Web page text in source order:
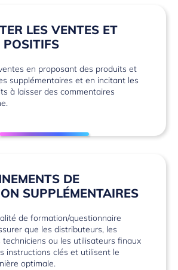
LES VENTES ET
POSITIFS
en proposant des produits et
supplémentaires et en incitant les
à laisser des commentaires
DE
SUPPLÉMENTAIRES
de formation/questionnaire
que les distributeurs, les
techniciens ou les utilisateurs finaux
instructions clés et utilisent le
optimale.